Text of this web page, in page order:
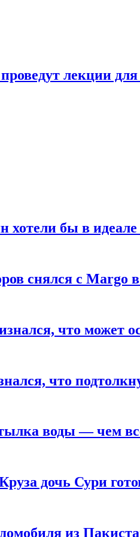
лекции
бы в идеале
снялся с Margo
что может
что
воды — чем
дочь Сури
из